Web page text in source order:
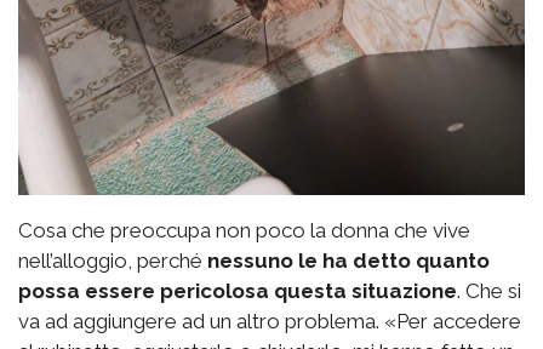
Cosa che preoccupa non poco la donna che vive
nell’alloggio, perché nessuno le ha detto quanto
possa essere pericolosa questa situazione. Che si
va ad aggiungere ad un altro problema. «Per accedere